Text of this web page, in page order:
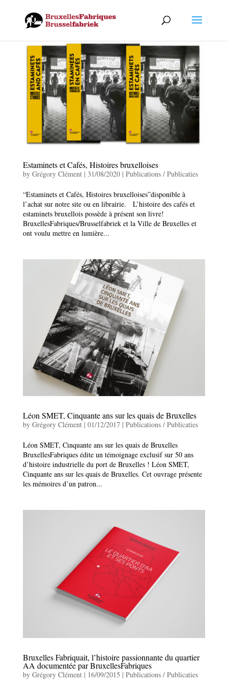
Estaminets et Cafés, Histoires bruxelloises
by Grégory Clément| 31/08/2020| Publications / Publicaties
“Estaminets et Cafés, Histoires bruxelloises”disponible à
l’achat sur notre site ou en librairie. L’histoire des cafés et
estaminets bruxellois possède à présent son livre!
BruxellesFabriques/Brusselfabriek et la Ville de Bruxelles et
ont voulu mettre en lumière...
Léon SMET, Cinquante ans sur les quais de Bruxelles
by Grégory Clément| 01/12/2017| Publications / Publicaties
Léon SMET, Cinquante ans sur les quais de Bruxelles
BruxellesFabriques édite un témoignage exclusif sur 50 ans
d’histoire industrielle du port de Bruxelles ! Léon SMET,
Cinquante ans sur les quais de Bruxelles. Cet ouvrage présente
les mémoires d’un patron...
Bruxelles Fabriquait, l’histoire passionnante du quartier
AA documentée par BruxellesFabriques
by Grégory Clément| 16/09/2015 | Publications / Publicaties